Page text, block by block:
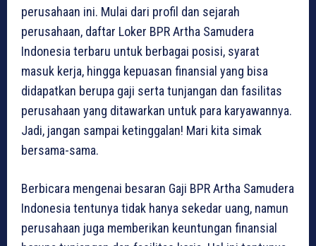
perusahaan ini. Mulai dari profil dan sejarah
perusahaan, daftar Loker BPR Artha Samudera
Indonesia terbaru untuk berbagai posisi, syarat
masuk kerja, hingga kepuasan finansial yang bisa
didapatkan berupa gaji serta tunjangan dan fasilitas
perusahaan yang ditawarkan untuk para karyawannya.
Jadi, jangan sampai ketinggalan! Mari kita simak
bersama-sama.
Berbicara mengenai besaran Gaji BPR Artha Samudera
Indonesia tentunya tidak hanya sekedar uang, namun
perusahaan juga memberikan keuntungan finansial